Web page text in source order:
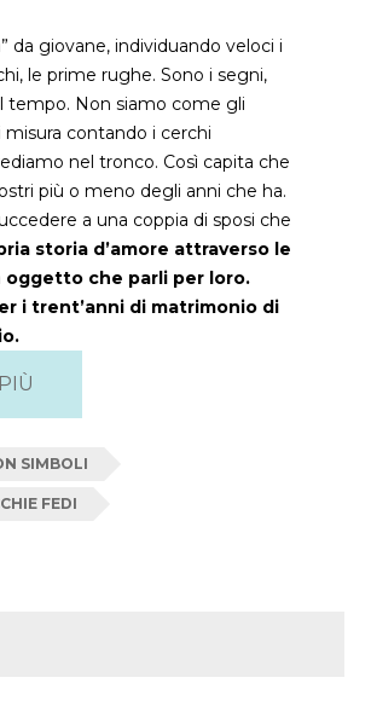
da giovane, individuando veloci i
le prime rughe. Sono i segni,
tempo. Non siamo come gli
misura contando i cerchi
nel tronco. Così capita che
più o meno degli anni che ha.
a una coppia di sposi che
storia d’amore attraverso le
oggetto che parli per loro.
i trent’anni di matrimonio di
SIMBOLI
FEDI